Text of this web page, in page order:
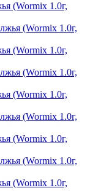
(Wormix 1.0г,
(Wormix 1.0г,
(Wormix 1.0г,
(Wormix 1.0г,
(Wormix 1.0г,